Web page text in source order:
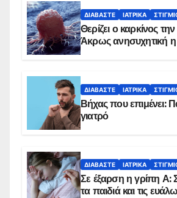
ΔΙΑΒΆΣΤΕ ΙΑΤΡΙΚΆ
Θερίζει ο καρκίνος
Άκρως ανησυχητική
ΔΙΑΒΆΣΤΕ ΙΑΤΡΙΚΆ
Βήχας που επιμένει:
γιατρό
ΔΙΑΒΆΣΤΕ ΙΑΤΡΙΚΆ
Σε έξαρση η γρίπη Α:
τα παιδιά και τις